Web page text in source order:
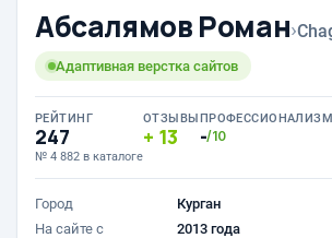
Абсалямов Роман›
Адаптивная верстка сайтов
РЕЙТИНГ
247
№ 4 882 в каталоге
ОТЗЫВЫ
13 -/10
Город
Курган
На сайте с
2013 года